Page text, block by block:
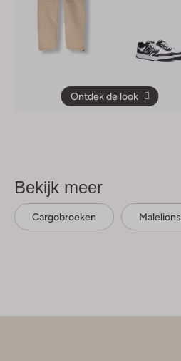
Ontdek de look
Bekijk meer
Cargobroeken Malelions